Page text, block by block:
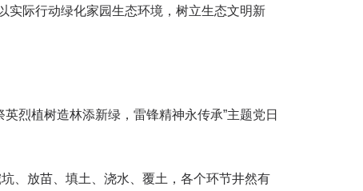
实际行动绿化家园生态环境，树立生态文明新
烈植树造林添新绿，雷锋精神永传承”主题党日
、放苗、填土、浇水、覆土，各个环节井然有